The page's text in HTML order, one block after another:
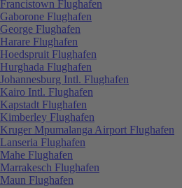
Francistown Flughafen
Gaborone Flughafen
George Flughafen
Harare Flughafen
Hoedspruit Flughafen
Hurghada Flughafen
Johannesburg Intl. Flughafen
Kairo Intl. Flughafen
Kapstadt Flughafen
Kimberley Flughafen
Kruger Mpumalanga Airport Flughafen
Lanseria Flughafen
Mahe Flughafen
Marrakesch Flughafen
Maun Flughafen